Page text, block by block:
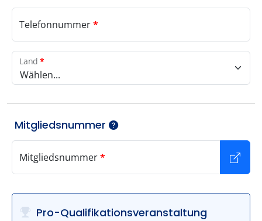
Telefonnummer*
Wählen...
Land *
Mitgliedsnummer
Mitgliedsnummer*
Pro-Qualifikationsveranstaltung